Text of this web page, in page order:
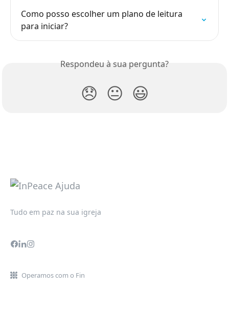
Como posso escolher um plano de leitura
para iniciar?
Respondeu à sua pergunta?
😞 😐 😃
Tudo em paz na sua igreja
Operamos com o Fin